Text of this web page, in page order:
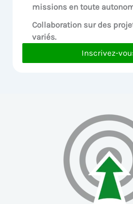
missions en toute
Collaboration sur des
variés.
Inscrivez-